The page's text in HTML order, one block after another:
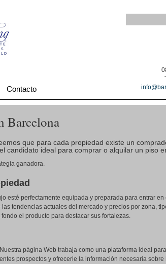
Contacto
Barcelona
que para cada propiedad existe un
candidato ideal para comprar o alquilar un piso
ganadora.
esté perfectamente equipada y preparada para entrar en
tendencias actuales del mercado y precios por zona,
el producto para destacar sus fortalezas.
Nuestra página Web trabaja como una plataforma ideal
prospectos y ofrecerle la información necesaria sobre